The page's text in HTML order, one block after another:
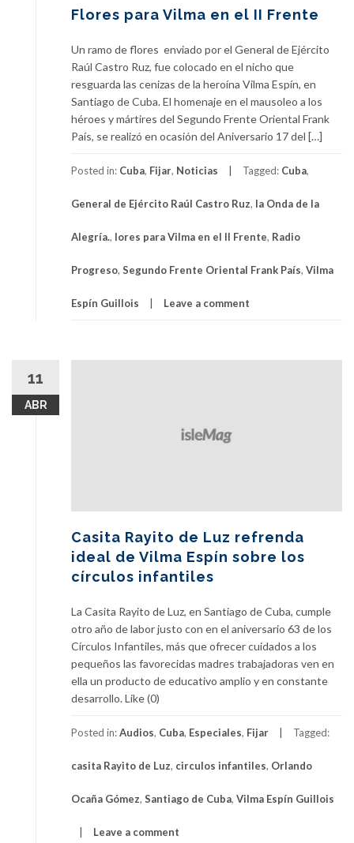
Flores para Vilma en el II Frente
Un ramo de flores enviado por el General de Ejército
Raúl Castro Ruz, fue colocado en el nicho que
resguarda las cenizas de la heroína Vilma Espín, en
Santiago de Cuba. El homenaje en el mausoleo a los
héroes y mártires del Segundo Frente Oriental Frank
País, se realizó en ocasión del Aniversario 17 del […]
Posted in: Cuba, Fijar, Noticias Tagged: Cuba,
General de Ejército Raúl Castro Ruz, la Onda de la
Alegría., lores para Vilma en el II Frente, Radio
Progreso, Segundo Frente Oriental Frank País, Vilma
Espín Guillois Leave a comment
11
ABR
Casita Rayito de Luz refrenda
ideal de Vilma Espín sobre los
círculos infantiles
La Casita Rayito de Luz, en Santiago de Cuba, cumple
otro año de labor justo con en el aniversario 63 de los
Círculos Infantiles, más que ofrecer cuidados a los
pequeños las favorecidas madres trabajadoras ven en
ella un producto de educativo amplio y en constante
desarrollo. Like (0)
Posted in:Audios, Cuba, Especiales, Fijar Tagged:
casita Rayito de Luz, circulos infantiles, Orlando
Ocaña Gómez, Santiago de Cuba, Vilma Espín Guillois
Leave a comment